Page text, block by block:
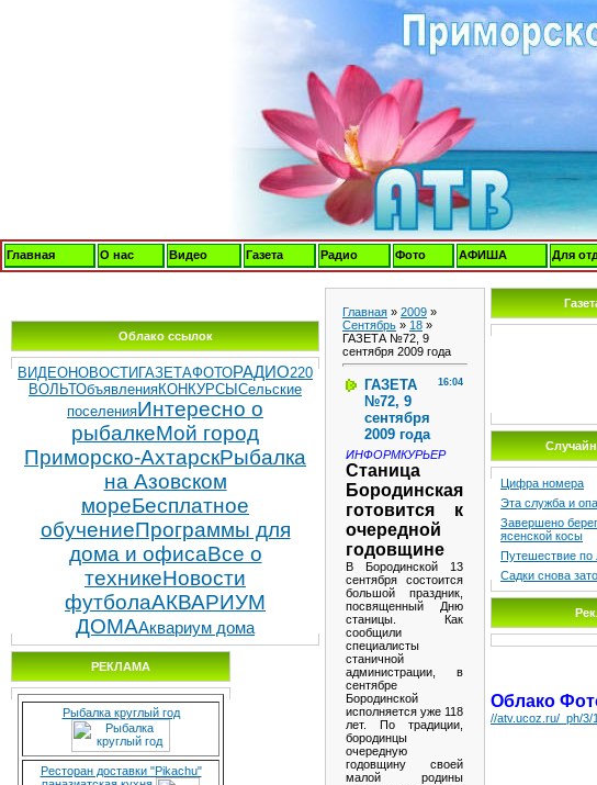
Главная О нас Видео Газета Радио Фото АФИША Для
Облако ссылок
ВИДЕОНОВОСТИ ГАЗЕТАФОТОРАДИО220
ВОЛЬТОбъявленияКОНКУРСЫ Сельские
поселенияИнтересно о
рыбалкеМой город
Приморско-АхтарскРыбалка
на Азовском
мореБесплатное
обучениеПрограммы для
дома и офисаВсе о
техникеНовости
футболаАКВАРИУМ
ДОМААквариум дома
РЕКЛАМА
Рыбалка круглый год
Ресторан доставки "Pikachu"
Главная » 2009 »
Сентябрь » 18 »
ГАЗЕТА №72, 9
сентября 2009 года
16:04
ГАЗЕТА
№72, 9
сентября
2009 года
ИНФОРМКУРЬЕР
Станица
Бородинская
готовится к
очередной
годовщине
В Бородинской 13
сентября состоится
большой праздник,
посвященный Дню
станицы. Как
сообщили
специалисты
станичной
администрации, в
сентябре
Бородинской
исполняется уже 118
лет. По традиции,
бородинцы
очередную
годовщину своей
малой родины
Цифра номера
Эта служба и
Завершено
ясенской косы
Путешествие по
Садки снова
Облако
//atv.ucoz.ru/_ph/3/